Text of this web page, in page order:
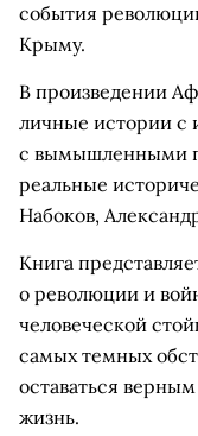
события
Крыму.
В произведении
личные истории с
с вымышленными
реальные
Набоков,
Книга
о революции и
человеческой
самых темных
оставаться
жизнь.